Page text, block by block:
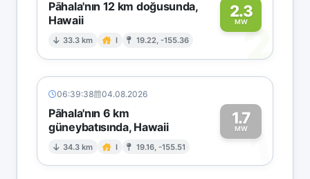
Pāhala'nın 12 km doğusunda,
Hawaii
33.3 km I 19.22, -155.36
2.3
MW
2
06:39:38 04.08.2026
Pāhala'nın 6 km
güneybatısında, Hawaii
34.3 km I 19.16, -155.51
1.7
MW1